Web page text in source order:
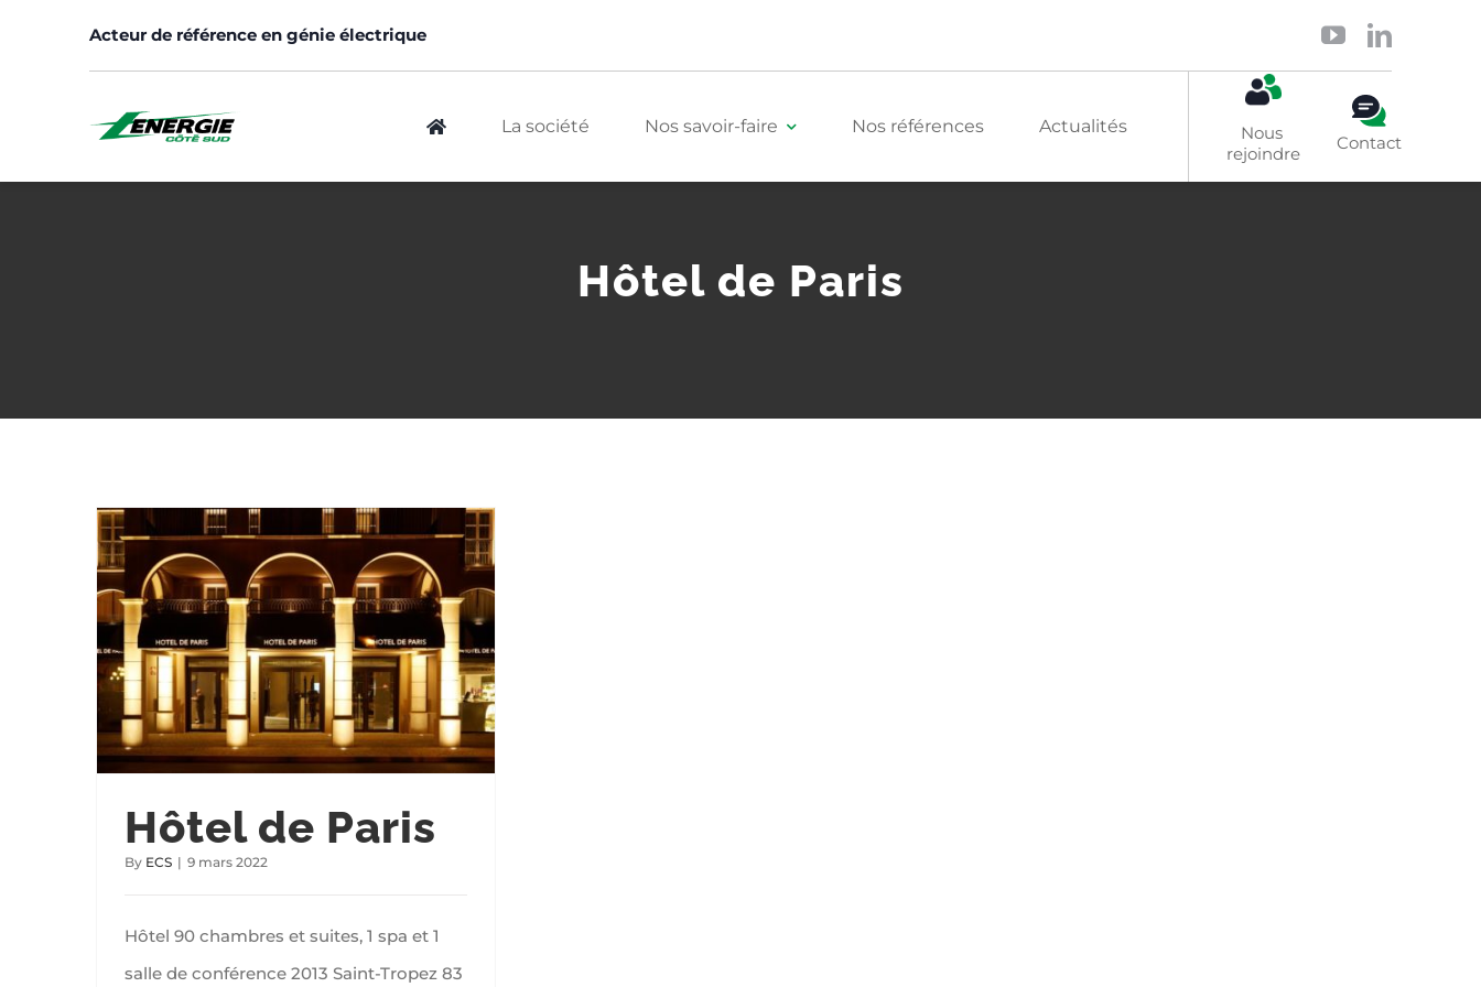
Acteur de référence en génie électrique
La société Nos savoir-faire Nos références Actualités
Nous
rejoindre
Contact
Hôtel de Paris
Hôtel de Paris
By ECS | 9 mars 2022
Hôtel 90 chambres et suites, 1 spa et 1
salle de conférence 2013 Saint-Tropez 83